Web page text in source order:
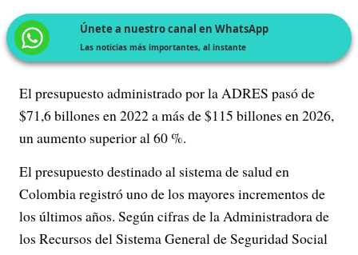
Únete a nuestro canal en WhatsApp
Las noticias más importantes, al instante
El presupuesto administrado por la ADRES pasó de
$71,6 billones en 2022 a más de $115 billones en 2026,
un aumento superior al 60 %.
El presupuesto destinado al sistema de salud en
Colombia registró uno de los mayores incrementos de
los últimos años. Según cifras de la Administradora de
los Recursos del Sistema General de Seguridad Social